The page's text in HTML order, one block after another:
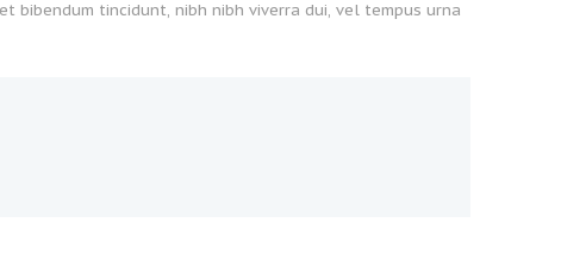
bibendum tincidunt, nibh nibh viverra dui, vel tempus urna